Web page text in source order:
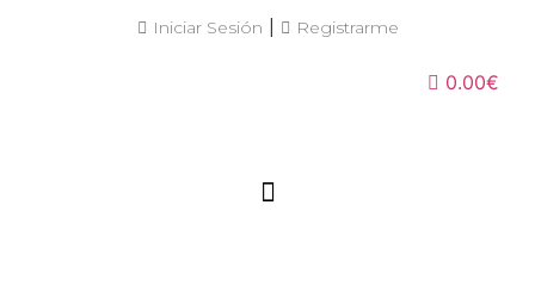
Iniciar Sesión Registrarme
0.00€